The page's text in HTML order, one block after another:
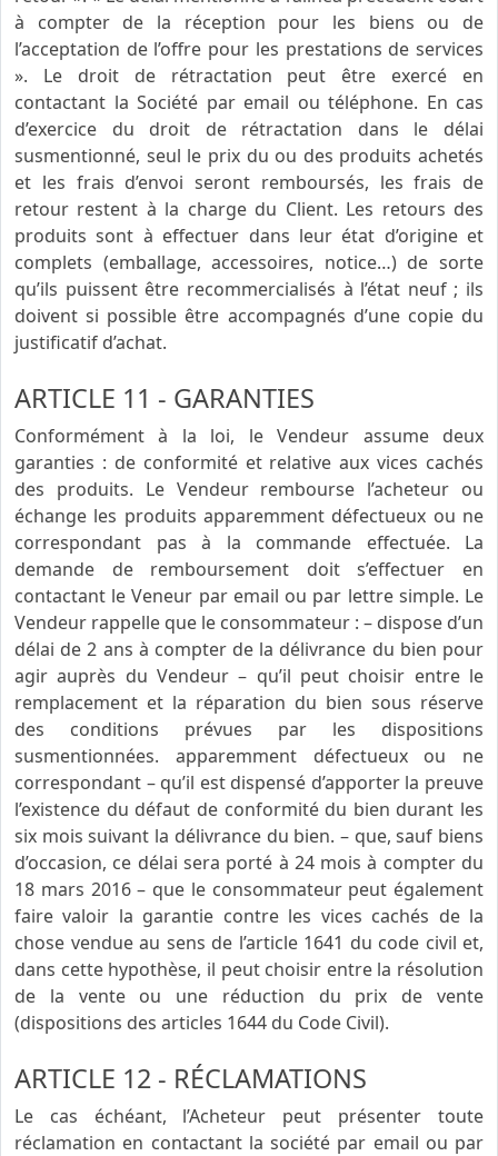
à compter de la réception pour les biens ou de
l’acceptation de l’offre pour les prestations de services
». Le droit de rétractation peut être exercé en
contactant la Société par email ou téléphone. En cas
d’exercice du droit de rétractation dans le délai
susmentionné, seul le prix du ou des produits achetés
et les frais d’envoi seront remboursés, les frais de
retour restent à la charge du Client. Les retours des
produits sont à effectuer dans leur état d’origine et
complets (emballage, accessoires, notice…) de sorte
qu’ils puissent être recommercialisés à l’état neuf ; ils
doivent si possible être accompagnés d’une copie du
justificatif d’achat.
ARTICLE 11 - GARANTIES
Conformément à la loi, le Vendeur assume deux
garanties : de conformité et relative aux vices cachés
des produits. Le Vendeur rembourse l’acheteur ou
échange les produits apparemment défectueux ou ne
correspondant pas à la commande effectuée. La
demande de remboursement doit s’effectuer en
contactant le Veneur par email ou par lettre simple. Le
Vendeur rappelle que le consommateur : – dispose d’un
délai de 2 ans à compter de la délivrance du bien pour
agir auprès du Vendeur – qu’il peut choisir entre le
remplacement et la réparation du bien sous réserve
des conditions prévues par les dispositions
susmentionnées. apparemment défectueux ou ne
correspondant – qu’il est dispensé d’apporter la preuve
l’existence du défaut de conformité du bien durant les
six mois suivant la délivrance du bien. – que, sauf biens
d’occasion, ce délai sera porté à 24 mois à compter du
18 mars 2016 – que le consommateur peut également
faire valoir la garantie contre les vices cachés de la
chose vendue au sens de l’article 1641 du code civil et,
dans cette hypothèse, il peut choisir entre la résolution
de la vente ou une réduction du prix de vente
(dispositions des articles 1644 du Code Civil).
ARTICLE 12 - RÉCLAMATIONS
Le cas échéant, l’Acheteur peut présenter toute
réclamation en contactant la société par email ou par